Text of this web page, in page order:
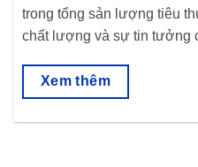
trong tổng sản lượng tiêu
chất lượng và sự tin tưởng
Xem thêm